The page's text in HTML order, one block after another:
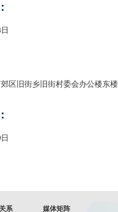
区旧街乡旧街村委会办公楼东楼
系 媒体矩阵